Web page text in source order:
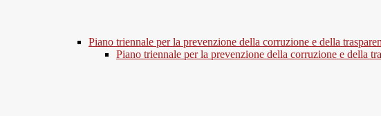
Piano triennale per la prevenzione della corruzione e della
Piano triennale per la prevenzione della corruzione e della